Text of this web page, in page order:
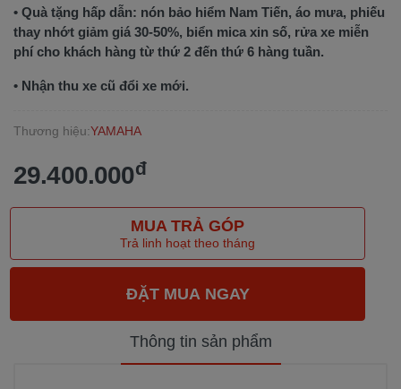
• Quà tặng hấp dẫn: nón bảo hiểm Nam Tiến, áo mưa, phiếu
thay nhớt giảm giá 30-50%, biển mica xin số, rửa xe miễn
phí cho khách hàng từ thứ 2 đến thứ 6 hàng tuần.
• Nhận thu xe cũ đổi xe mới.
Thương hiệu:YAMAHA
29.400.000đ
MUA TRẢ GÓP
Trả linh hoạt theo tháng
Thông tin sản phẩm